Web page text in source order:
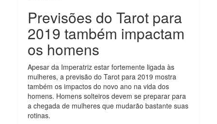
Previsões do Tarot para
2019 também impactam
os homens
Apesar da Imperatriz estar fortemente ligada às
mulheres, a previsão do Tarot para 2019 mostra
também os impactos do novo ano na vida dos
homens. Homens solteiros devem se preparar para
a chegada de mulheres que mudarão bastante suas
rotinas.